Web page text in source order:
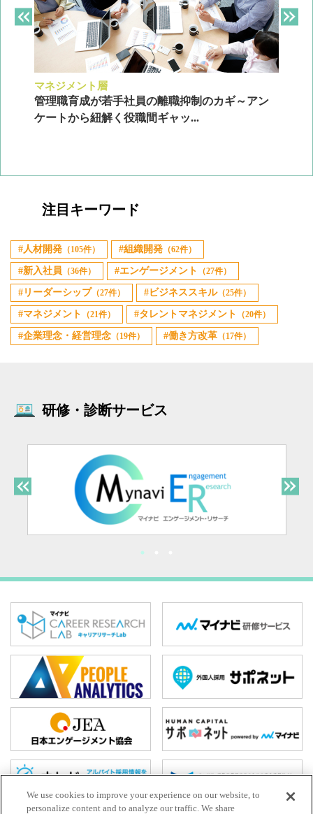
マネジメント層
管理職育成が若手社員の離職抑制のカギ～アン
ケートから紐解く役職間ギャッ...
注目キーワード
人材開発 （105件） 組織開発 （62件）
新入社員 （36件） エンゲージメント （27件）
リーダーシップ （27件） ビジネススキル（25件）
マネジメント （21件） タレントマネジメント （20件）
企業理念・経営理念 （19件） 働き方改革 （17件）
研修・診断サービス
We use cookies to improve your experience on our website, to
personalize content and to analyze our traffic. We share